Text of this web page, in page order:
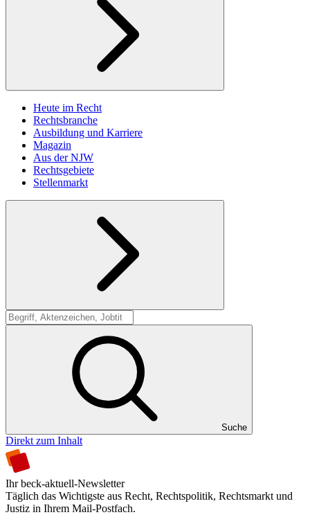
Heute im Recht
Rechtsbranche
Ausbildung und Karriere
Magazin
Aus der NJW
Rechtsgebiete
Stellenmarkt
Suche
Suche
Direkt zum Inhalt
Ihr beck-aktuell-Newsletter
Täglich das Wichtigste aus Recht, Rechtspolitik, Rechtsmarkt und
Justiz in Ihrem Mail-Postfach.